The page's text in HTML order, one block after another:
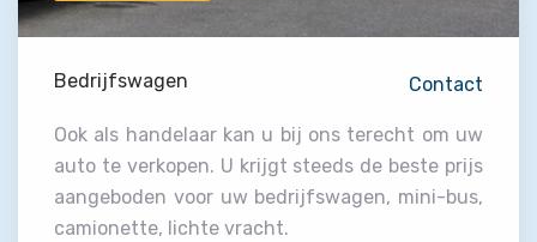
Bedrijfswagen Contact
Ook als handelaar kan u bij ons terecht om uw
auto te verkopen. U krijgt steeds de beste prijs
aangeboden voor uw bedrijfswagen, mini-bus,
camionette, lichte vracht.